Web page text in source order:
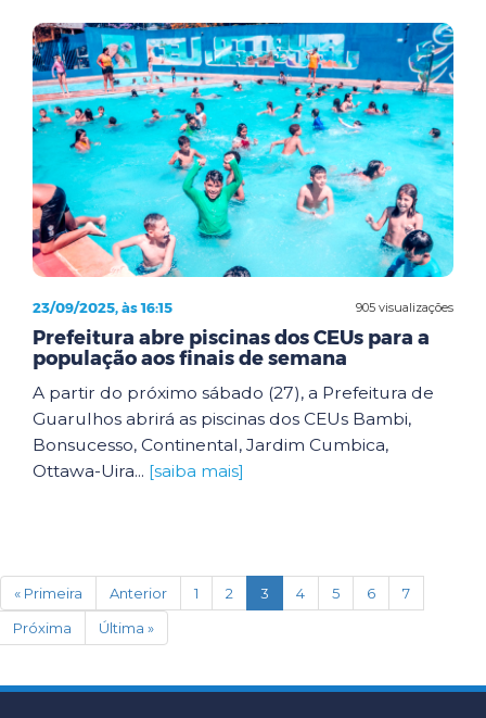
905 visualizações
23/09/2025, às 16:15
Prefeitura abre piscinas dos CEUs para a
população aos finais de semana
A partir do próximo sábado (27), a Prefeitura de
Guarulhos abrirá as piscinas dos CEUs Bambi,
Bonsucesso, Continental, Jardim Cumbica,
Ottawa-Uira... [saiba mais]
« Primeira Anterior 1 2 3 (current)
4 5 6
7
Próxima
Última »